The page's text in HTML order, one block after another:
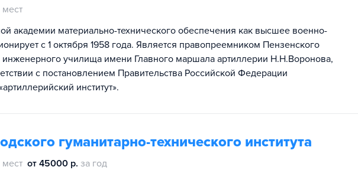
академии материально-технического обеспечения как высшее военно-
с 1 октября 1958 года. Является правопреемником Пензенского
училища имени Главного маршала артиллерии Н.Н.Воронова,
с постановлением Правительства Российской Федерации
институт».
гуманитарно-технического института
от 45000 р. за год